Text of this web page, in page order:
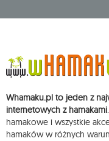
Dane będą przetwarzane
chwili rezygnacji z
Przysługuje Ci prawo do
sprzeciwu wobec
wniesienia skargi do
dowolnym momencie bez
którego dokonano na
możesz kontaktować się z
Whamaku.pl to jeden z
internetowych z hamakami
hamakowe i wszystkie
hamaków w różnych